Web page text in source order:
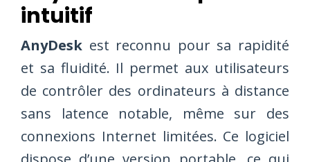
intuitif
AnyDesk est reconnu pour sa rapidité
et sa fluidité. Il permet aux utilisateurs
de contrôler des ordinateurs à distance
sans latence notable, même sur des
connexions Internet limitées. Ce logiciel